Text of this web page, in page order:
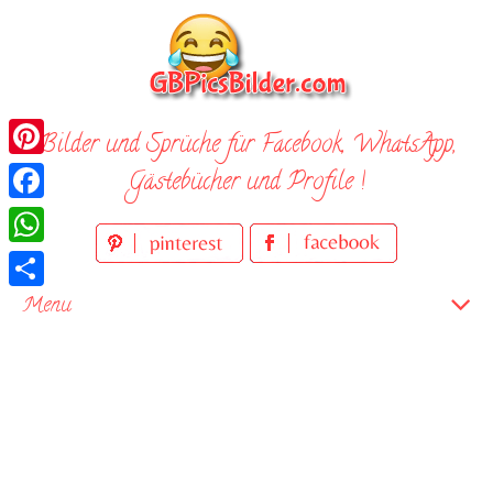
Bilder und Sprüche für Facebook, WhatsApp,
Gästebücher und Profile !
Menu
Pinterest
Facebook
WhatsApp
Teilen